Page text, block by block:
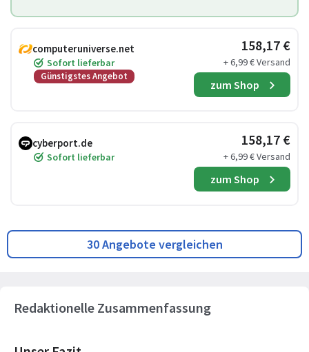
computeruniverse.net
Sofort lieferbar
Günstigstes Angebot
158,17 €
+ 6,99 € Versand
zum Shop
cyberport.de
Sofort lieferbar
158,17 €
+ 6,99 € Versand
zum Shop
30 Angebote vergleichen
Redaktionelle Zusammenfassung